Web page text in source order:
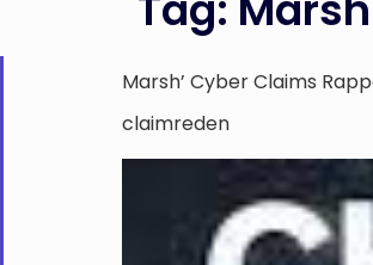
Marsh’ Cyber Claims
claimreden